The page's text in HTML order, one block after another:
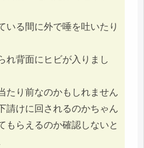
いる間に外で唾を吐いたり
れ背面にヒビが入りまし
たり前なのかもしれません
請けに回されるのかちゃん
もらえるのか確認しないと